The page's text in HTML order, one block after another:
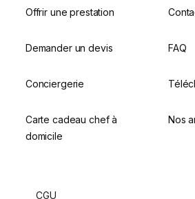
Offrir une prestation
Demander un devis
Conciergerie
Carte cadeau chef à
domicile
FAQ
Nos
CGU